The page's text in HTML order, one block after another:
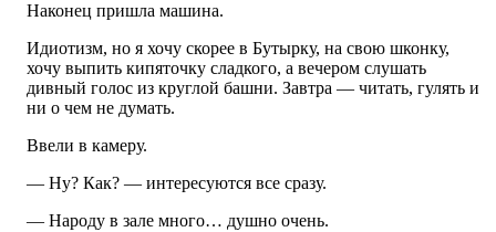
Наконец пришла машина.
Идиотизм, но я хочу скорее в Бутырку, на свою шконку,
хочу выпить кипяточку сладкого, а вечером слушать
дивный голос из круглой башни. Завтра — читать, гулять и
ни о чем не думать.
Ввели в камеру.
— Ну? Как? — интересуются все сразу.
— Народу в зале много… душно очень.